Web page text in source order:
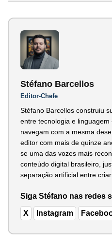
Stéfano Barcellos
Editor-Chefe
Stéfano Barcellos construiu
entre tecnologia e
navegam com a mesma
editor com mais de quinze
se uma das vozes mais
conteúdo digital brasileiro,
separação artificial entre criar
Siga Stéfano nas redes
X Instagram